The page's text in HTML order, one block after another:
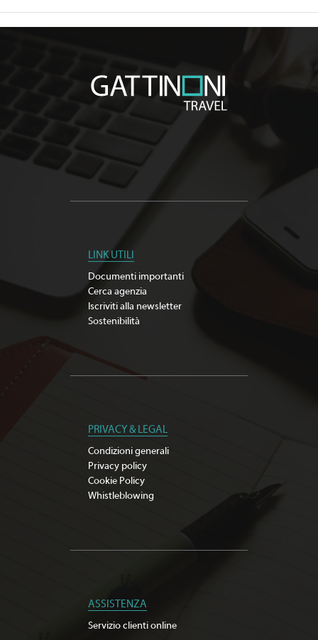
LINK UTILI
Documenti importanti
Cerca agenzia
Iscriviti alla newsletter
Sostenibilità
PRIVACY & LEGAL
Condizioni generali
Privacy policy
Cookie Policy
Whistleblowing
ASSISTENZA
Servizio clienti online